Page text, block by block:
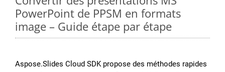
PowerPoint de PPSM en formats
image – Guide étape par étape
Aspose.Slides Cloud SDK propose des méthodes rapides